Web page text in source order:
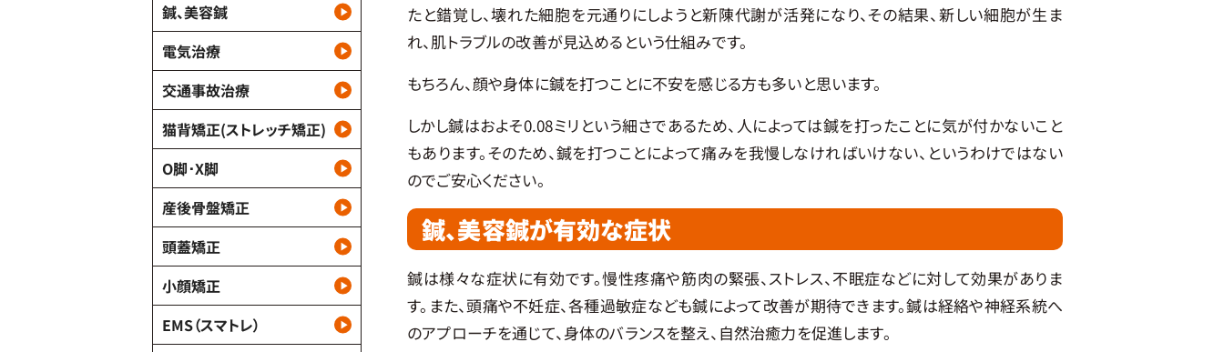
たと錯覚し、壊れた細胞を元通りにしようと新陳代謝が活発になり、その結果、新しい細胞が生ま
れ、肌トラブルの改善が見込めるという仕組みです。
もちろん、顔や身体に鍼を打つことに不安を感じる方も多いと思います。
しかし鍼はおよそ0.08ミリという細さであるため、人によっては鍼を打ったことに気が付かないこと
もあります。そのため、鍼を打つことによって痛みを我慢しなければいけない、というわけではない
のでご安心ください。
鍼、美容鍼が有効な症状
鍼は様々な症状に有効です。慢性疼痛や筋肉の緊張、ストレス、不眠症などに対して効果がありま
す。また、頭痛や不妊症、各種過敏症なども鍼によって改善が期待できます。鍼は経絡や神経系統へ
のアプローチを通じて、身体のバランスを整え、自然治癒力を促進します。
鍼、美容鍼
電気治療
交通事故治療
猫背矯正(ストレッチ矯正)
O脚･X脚
産後骨盤矯正
頭蓋矯正
小顔矯正
EMS（スマトレ）